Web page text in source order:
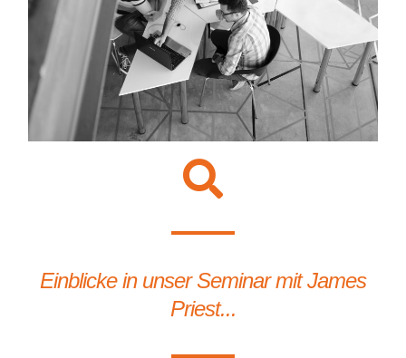
Einblicke in unser Seminar mit James
Priest...